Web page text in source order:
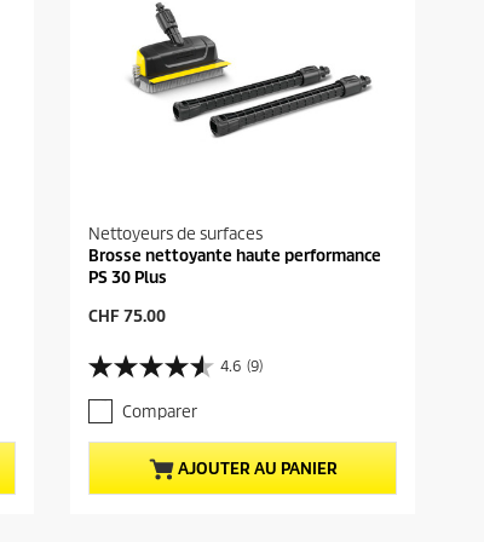
Nettoyeurs de surfaces
Brosse nettoyante haute performance
PS 30 Plus
P
i
x
a
c
t
u
e
CHF 75.00
4.6 (9)
4
.
6
s
u
r
Comparer
AJOUTER AU PANIER